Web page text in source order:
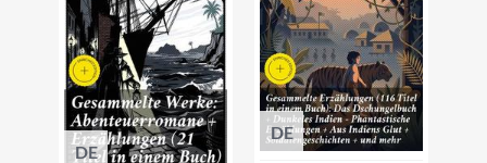
DE
DE